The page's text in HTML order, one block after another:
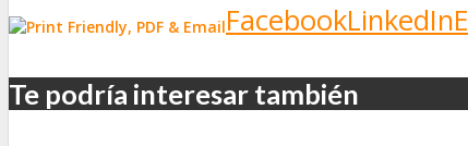
FacebookLinkedIn
Te podría interesar también